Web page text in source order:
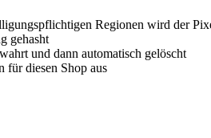
Regionen wird der
gehasht
und dann automatisch gelöscht
für diesen Shop aus